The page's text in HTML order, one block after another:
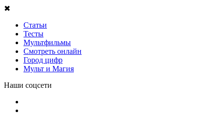
✖
Статьи
Тесты
Мультфильмы
Смотреть онлайн
Город цифр
Мульт и Магия
Наши соцсети